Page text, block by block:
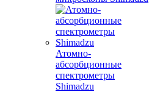
Атомно-
абсорбционные
спектрометры
Shimadzu